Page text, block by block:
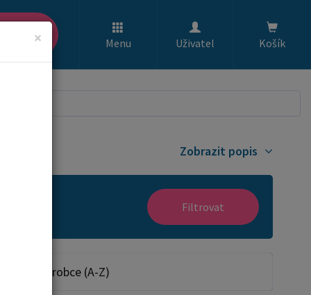
Menu Uživatel Košík
Zobrazit popis
Filtrovat
Dle výrobce (A-Z)
×